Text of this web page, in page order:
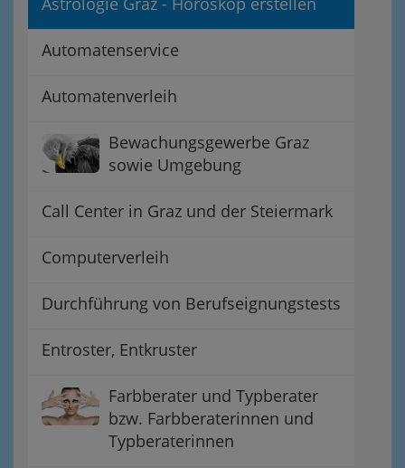
Automatenservice
Automatenverleih
Bewachungsgewerbe Graz
sowie Umgebung
Call Center in Graz und der Steiermark
Computerverleih
Durchführung von Berufseignungstests
Entroster, Entkruster
Farbberater und Typberater
bzw. Farbberaterinnen und
Typberaterinnen